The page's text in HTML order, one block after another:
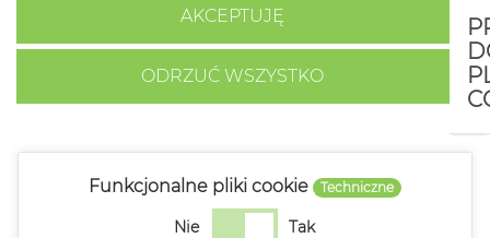
ODRZUĆ WSZYSTKO
AKCEPTUJĘ
Funkcjonalne pliki cookie Techniczne
Nie Tak